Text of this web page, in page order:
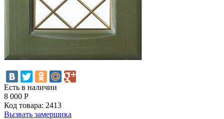
Есть в наличии
8 000 Р
Код товара: 2413
Вызвать замерщика